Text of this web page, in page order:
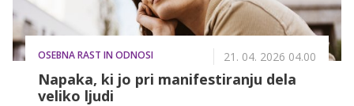
OSEBNA RAST IN ODNOSI 21. 04. 2026 04.00
Napaka, ki jo pri manifestiranju dela
veliko ljudi